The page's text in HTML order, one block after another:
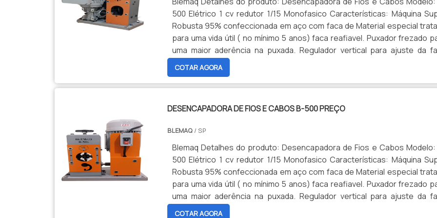
Acompanha: 1 chave allen 4mm , ,manual de instruções. Peso : 25
Medição: 40mm x 45 mm x 22 mm Máquina com 1 ano de Garantia da
OBS: A Garantia só não cobre a vida útil da faca. Enviamos para todo o
500 Elétrico 1 cv redutor 1/15 Monofasico Características: Máquina
Robusta 95% confeccionada em aço com faca de Material especial
para uma vida útil ( no mínimo 5 anos) faca reafiavel. Puxador frezado
uma maior aderência na puxada. Regulador vertical para ajuste da
atendendo diversos tamanho de bitola. Máquina Elétrica
Mascara frontal com regulagem vertical para ajuste da entrada dos
(fios ou Cabos). Capacidade de trabalho desde fios com bitola de 0.75
reposição caso precise fazer alguma manutenção. Operação não
de sucatas de diferentes tamanhos. É um equipamento lucrativo para
negocio de reciclagem .uma alternativa de baixo custo.
Acompanha: 1 chave allen 4mm , ,manual de instruções. Peso : 25
Medição: 40mm x 45 mm x 22 mm Máquina com 1 ano de Garantia da
OBS: A Garantia só não cobre a vida útil da faca. Enviamos para todo o
COTAR AGORA
DESENCAPADORA DE FIOS E CABOS B-500 PREÇO
BLEMAQ/ SP
Blemaq Detalhes do produto: Desencapadora de Fios e Cabos
500 Elétrico 1 cv redutor 1/15 Monofasico Características: Máquina
Robusta 95% confeccionada em aço com faca de Material especial
para uma vida útil ( no mínimo 5 anos) faca reafiavel. Puxador frezado
uma maior aderência na puxada. Regulador vertical para ajuste da
atendendo diversos tamanho de bitola. Máquina Elétrica
COTAR AGORA